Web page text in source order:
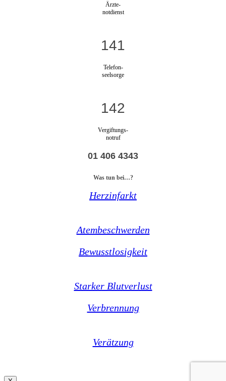
Ärzte-
notdienst
141
Telefon-
seelsorge
142
Vergiftungs-
notruf
01 406 4343
Was tun bei…?
Herzinfarkt
Atembeschwerden
Bewusstlosigkeit
Starker Blutverlust
Verbrennung
Verätzung